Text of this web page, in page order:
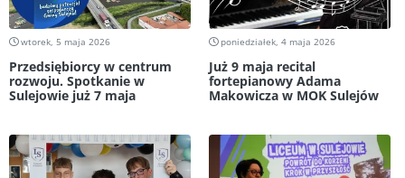
wtorek, 5 maja 2026
Przedsiębiorcy w centrum
rozwoju. Spotkanie w
Sulejowie już 7 maja
poniedziałek, 4 maja 2026
Już 9 maja recital
fortepianowy Adama
Makowicza w MOK Sulejów